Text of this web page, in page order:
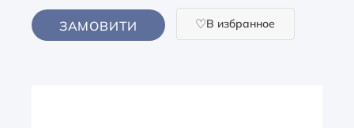
ЗАМОВИТИ В избранное